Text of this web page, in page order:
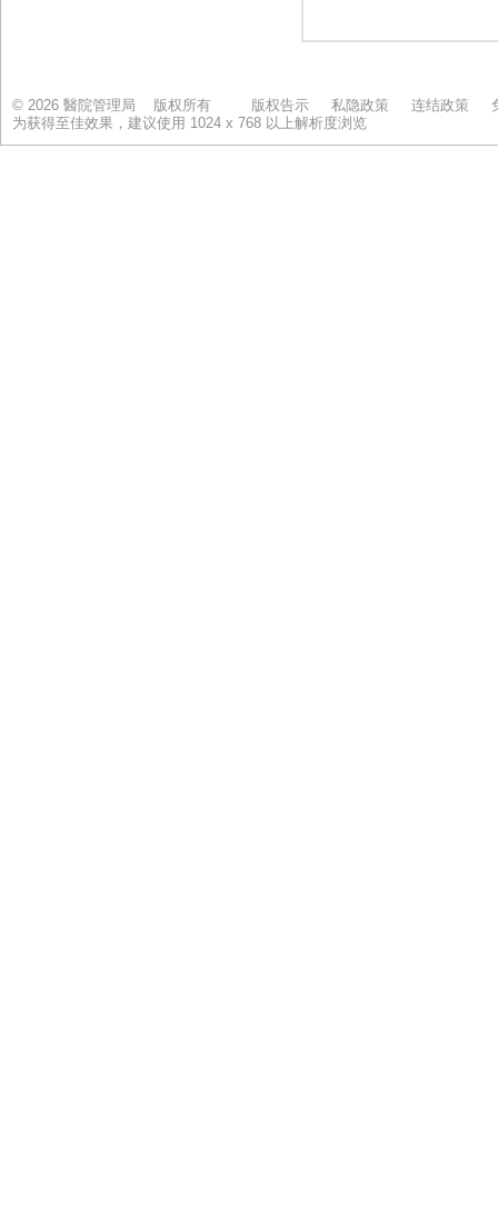
© 2026 醫院管理局 版权所有 版权告示 私隐政策 连结政策
为获得至佳效果，建议使用 1024 x 768 以上解析度浏览